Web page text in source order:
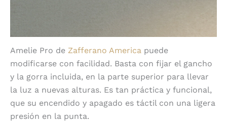
Amelie Pro de Zafferano America puede
modificarse con facilidad. Basta con fijar el gancho
y la gorra incluida, en la parte superior para llevar
la luz a nuevas alturas. Es tan práctica y funcional,
que su encendido y apagado es táctil con una ligera
presión en la punta.